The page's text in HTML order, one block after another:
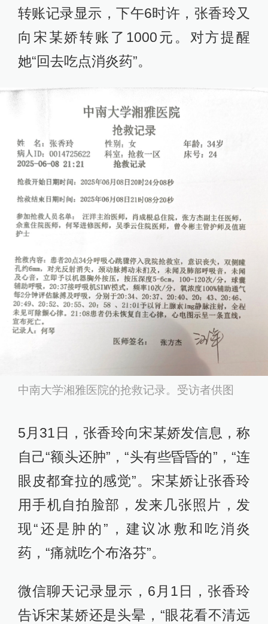
转账记录显示，下午6时许，张香玲又
向宋某娇转账了1000元。对方提醒
她“回去吃点消炎药”。
中南大学湘雅医院的抢救记录。受访者供图
5月31日，张香玲向宋某娇发信息，称
自己“额头还肿”，“头有些昏昏的”，“连
眼皮都耷拉的感觉”。宋某娇让张香玲
用手机自拍脸部，发来几张照片，发
现“还是肿的”，建议冰敷和吃消炎
药，“痛就吃个布洛芬”。
微信聊天记录显示，6月1日，张香玲
告诉宋某娇还是头晕，“眼花看不清远